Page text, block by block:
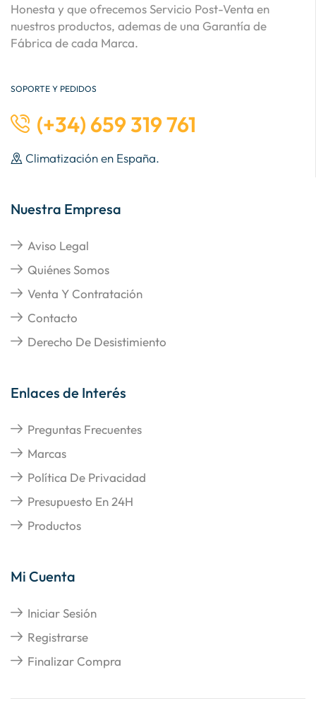
Honesta y que ofrecemos Servicio Post-Venta en
nuestros productos, ademas de una Garantía de
Fábrica de cada Marca.
SOPORTE Y PEDIDOS
(+34) 659 319 761
Climatización en España.
Nuestra Empresa
Aviso Legal
Quiénes Somos
Venta Y Contratación
Contacto
Derecho De Desistimiento
Enlaces de Interés
Preguntas Frecuentes
Marcas
Política De Privacidad
Presupuesto En 24H
Productos
Mi Cuenta
Iniciar Sesión
Registrarse
Finalizar Compra